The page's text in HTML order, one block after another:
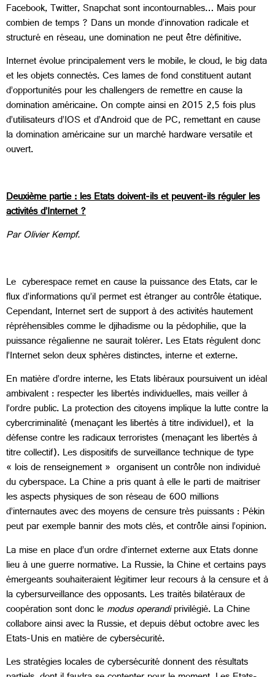
Facebook, Twitter, Snapchat sont incontournables… Mais pour
combien de temps ? Dans un monde d’innovation radicale et
structuré en réseau, une domination ne peut être définitive.
Internet évolue principalement vers le mobile, le cloud, le big data
et les objets connectés. Ces lames de fond constituent autant
d’opportunités pour les challengers de remettre en cause la
domination américaine. On compte ainsi en 2015 2,5 fois plus
d’utilisateurs d’IOS et d’Android que de PC, remettant en cause
la domination américaine sur un marché hardware versatile et
ouvert.
Deuxième partie : les Etats doivent-ils et peuvent-ils réguler les
activités d’Internet ?
Par Olivier Kempf.
Le cyberespace remet en cause la puissance des Etats, car le
flux d’informations qu’il permet est étranger au contrôle étatique.
Cependant, Internet sert de support à des activités hautement
répréhensibles comme le djihadisme ou la pédophilie, que la
puissance régalienne ne saurait tolérer. Les Etats régulent donc
l’Internet selon deux sphères distinctes, interne et externe.
En matière d’ordre interne, les Etats libéraux poursuivent un idéal
ambivalent : respecter les libertés individuelles, mais veiller à
l’ordre public. La protection des citoyens implique la lutte contre la
cybercriminalité (menaçant les libertés à titre individuel), et la
défense contre les radicaux terroristes (menaçant les libertés à
titre collectif). Les dispositifs de surveillance technique de type
« lois de renseignement » organisent un contrôle non individué
du cyberspace. La Chine a pris quant à elle le parti de maitriser
les aspects physiques de son réseau de 600 millions
d’internautes avec des moyens de censure très puissants : Pékin
peut par exemple bannir des mots clés, et contrôle ainsi l’opinion.
La mise en place d’un ordre d’internet externe aux Etats donne
lieu à une guerre normative. La Russie, la Chine et certains pays
émergeants souhaiteraient légitimer leur recours à la censure et à
la cybersurveillance des opposants. Les traités bilatéraux de
coopération sont donc lemodus operandiprivilégié. La Chine
collabore ainsi avec la Russie, et depuis début octobre avec les
Etats-Unis en matière de cybersécurité.
Les stratégies locales de cybersécurité donnent des résultats